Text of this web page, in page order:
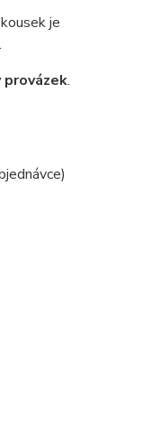
je
.